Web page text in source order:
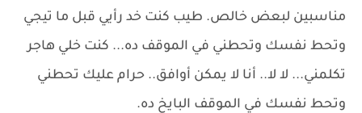
مناسبين لبعض خالص. طيب كنت خد رأيي قبل ما تيجي
وتحط نفسك وتحطني في الموقف ده... كنت خلي هاجر
تكلمني... لا لا.. أنا لا يمكن أوافق.. حرام عليك تحطني
وتحط نفسك في الموقف البايخ ده.